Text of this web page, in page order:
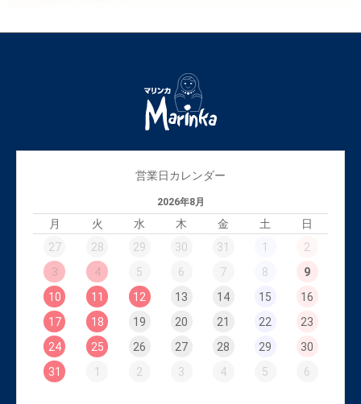
営業日カレンダー
2026年8月
月 火 水 木 金 土
日
27
28 29 30 31 1
2
3
4 5 6 7 8
9
10
11 12 13 14 15
16
17
18 19 20 21 22
23
24
25 26 27 28 29
30
31
1 2 3 4 5 6